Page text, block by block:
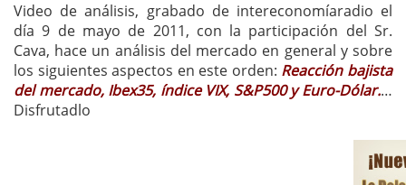
Video de análisis, grabado de intereconomíaradio el
día 9 de mayo de 2011, con la participación del Sr.
Cava, hace un análisis del mercado en general y sobre
los siguientes aspectos en este orden: Reacción bajista
del mercado, Ibex35, índice VIX, S&P500 y Euro-Dólar.…
Disfrutadlo